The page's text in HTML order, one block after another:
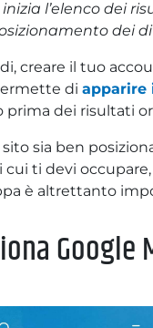
l’elenco dei
dei
creare il tuo
di apparire
prima dei risultati
sia ben
cui ti devi
è altrettanto
Google